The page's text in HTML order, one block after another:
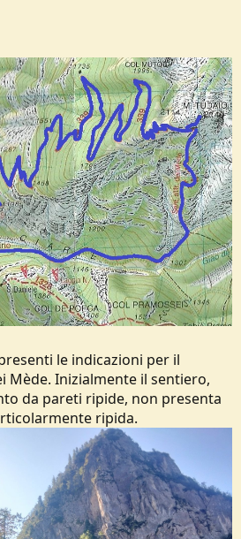
le indicazioni per il
Mède. Inizialmente il sentiero,
da pareti ripide, non presenta
ripida.